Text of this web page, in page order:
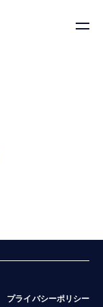
プライバシーポリシー